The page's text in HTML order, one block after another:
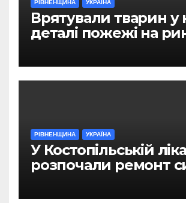
РІВНЕНЩИНА УКРАЇНА
Врятували тварин у
деталі пожежі на
РІВНЕНЩИНА УКРАЇНА
У Костопільській
розпочали ремонт